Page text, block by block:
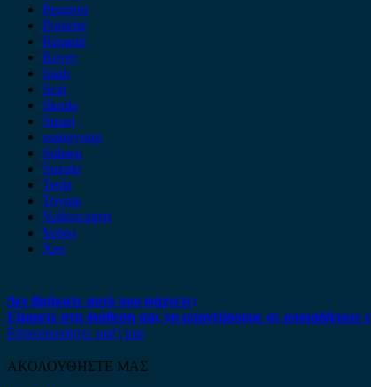
Peugeot
Porsche
Renault
Rover
Saab
Seat
Skoda
Smart
ssangyong
Subaru
Suzuki
Tesla
Toyota
Volkswagen
Volvo
Xev
Δεν βρήκατε αυτό που ψάχνετε;
Είμαστε στη διάθεση σας να απαντήσουμε σε οποιαδήποτε
Επικοινωνήστε μαζί μας
ΑΚΟΛΟΥΘΗΣΤΕ ΜΑΣ